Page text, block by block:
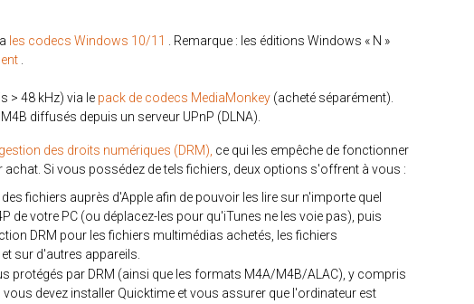
les codecs Windows 10/11
. Remarque : les éditions Windows « N »
> 48 kHz) via le pack de codecs MediaMonkey (acheté séparément).
diffusés depuis un serveur UPnP (DLNA).
des droits numériques (DRM), ce qui les empêche de fonctionner
Si vous possédez de tels fichiers, deux options s'offrent à vous :
fichiers auprès d'Apple afin de pouvoir les lire sur n'importe quel
votre PC (ou déplacez-les pour qu'iTunes ne les voie pas), puis
DRM pour les fichiers multimédias achetés, les fichiers
sur d'autres appareils.
protégés par DRM (ainsi que les formats M4A/M4B/ALAC), y compris
devez installer Quicktime et vous assurer que l'ordinateur est